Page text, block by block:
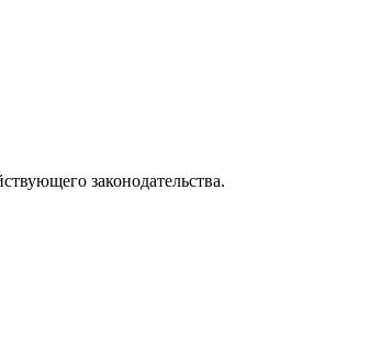
законодательства.